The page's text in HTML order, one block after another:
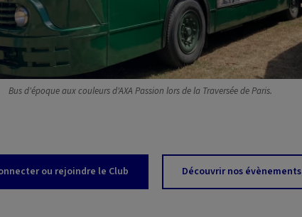
Bus d'époque aux couleurs d'AXA Passion lors de la Traversée de Paris.
ou rejoindre le Club Découvrir nos évènements